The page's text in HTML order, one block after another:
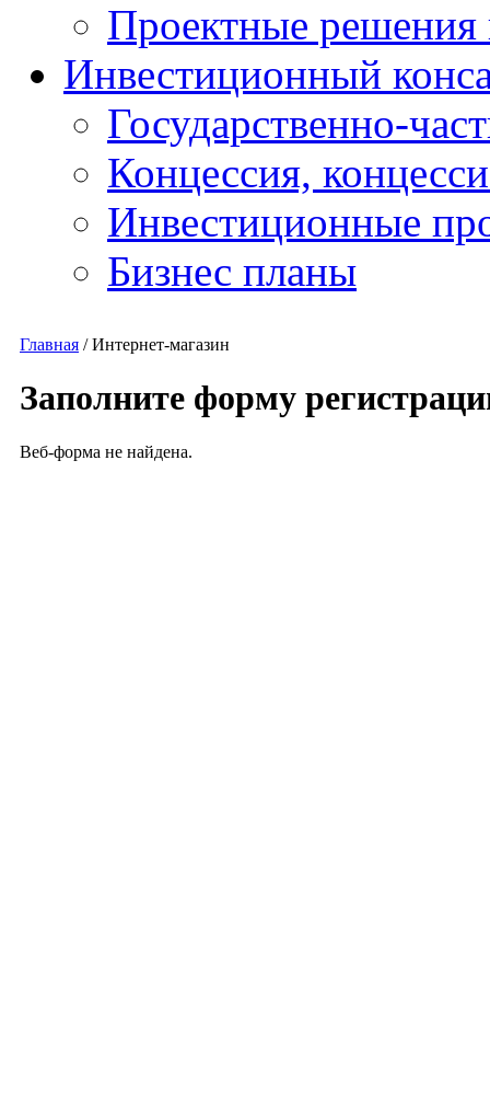
Проектные решения
Инвестиционный
Государственно-
Концессия,
Инвестиционные
Бизнес планы
Главная /Интернет-магазин
Заполните форму
Веб-форма не найдена.